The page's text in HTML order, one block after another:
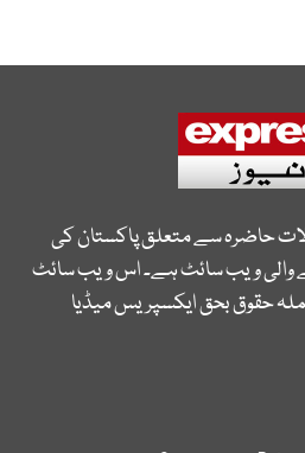
حاضرہ سے متعلق پاکستان کی
والی ویب سائٹ ہے۔ اس ویب سائٹ
حقوق بحق ایکسپریس میڈیا